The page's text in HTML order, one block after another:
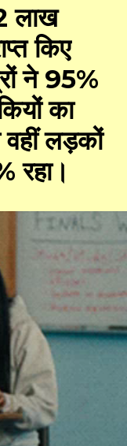
लाख
किए
ने 95%
का
लड़कों
रहा।